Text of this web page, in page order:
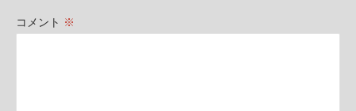
シ
ョ
コメント ※